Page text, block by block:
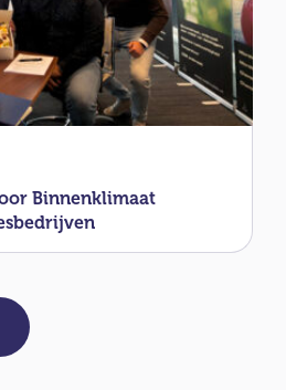
Binnenklimaat